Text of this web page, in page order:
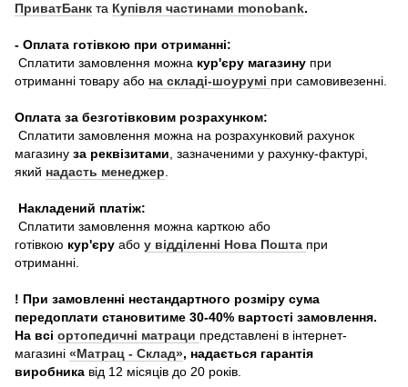
ПриватБанк та Купівля частинами monobank.
- Оплата готівкою при отриманні:
Сплатити замовлення можна кур'єру магазину при
отриманні товару або на складі-шоурумі при самовивезенні.
Оплата за безготівковим розрахунком:
Сплатити замовлення можна на розрахунковий рахунок
магазину за реквізитами , зазначеними у рахунку-фактурі,
який надасть менеджер
Накладений платіж:
Сплатити замовлення можна карткою або
готівкою кур'єру або у відділенні Нова Пошта при
отриманні.
! При замовленні нестандартного розміру сума
передоплати становитиме 30-40% вартості замовлення.
На всі ортопедичні матраци представлені в інтернет-
магазині «Матрац - Склад», надається гарантія
виробника від 12 місяців до 20 років.